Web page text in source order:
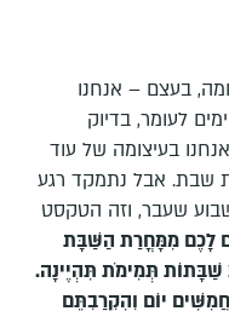
בעצם – אנחנו
באמצעה (היום, יום רביעי בלילה, 25 ימים לעומר, בדיוק
בעיצומה של עוד
שבת. אבל נתמקד רגע
שעבר, וזה הטקסט
לָכֶם מִמָּחֳרַת הַשַּׁבָּת
תְּמִימֹת תִּהְיֶינָה.
יוֹם וְהִקְרַבְתֶּם